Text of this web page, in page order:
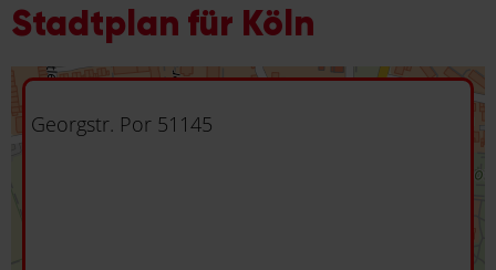
Stadtplan für Köln